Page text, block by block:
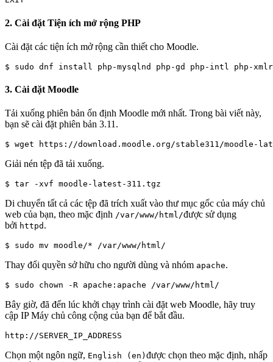
2. Cài đặt Tiện ích mở rộng PHP
Cài đặt các tiện ích mở rộng cần thiết cho Moodle.
3. Cài đặt Moodle
Tải xuống phiên bản ổn định Moodle mới nhất. Trong bài viết này,
bạn sẽ cài đặt phiên bản 3.11.
Giải nén tệp đã tải xuống.
Di chuyển tất cả các tệp đã trích xuất vào thư mục gốc của máy chủ
web của bạn, theo mặc định /var/www/html/được sử dụng
bởi httpd .
Thay đổi quyền sở hữu cho người dùng và nhóm apache.
Bây giờ, đã đến lúc khởi chạy trình cài đặt web Moodle, hãy truy
cập IP Máy chủ công cộng của bạn để bắt đầu.
Chọn một ngôn ngữ, English (en) được chọn theo mặc định, nhấp